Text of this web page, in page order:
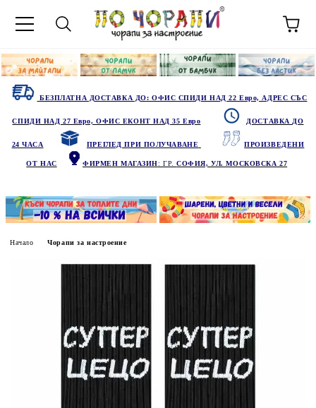
БЕЗПЛАТНА ДОСТАВКА ДО: ОФИС СПИДИ НАД 22 Евро, АДРЕС СЪС
СПИДИ НАД 27 Евро, ОФИС ЕКОНТ НАД 35 Евро ДОСТАВКА ДО
24 ЧАСА ПРЕГЛЕД ПРИ ПОЛУЧАВАНЕ ПРОИЗВЕДЕНИ
ОТ НАС ФИРМЕН МАГАЗИН: ГР.СОФИЯ, УЛ. МОСКОВСКА 27
Начало Чорапи за настроение